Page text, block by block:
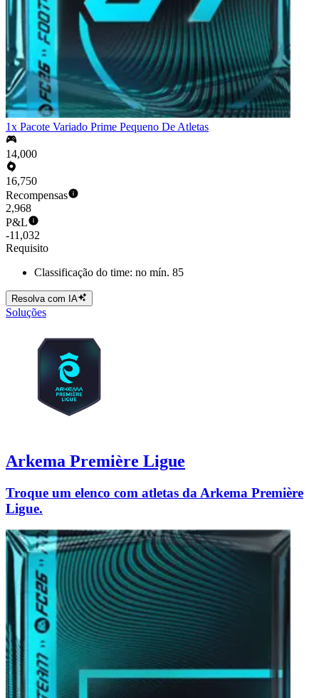
1x Pacote Variado Prime Pequeno De Atletas
14,000
16,750
Recompensas
2,968
P&L
-11,032
Requisito
Classificação do time: no mín. 85
Resolva com IA
Soluções
Arkema Première Ligue
Troque um elenco com atletas da Arkema Première
Ligue.